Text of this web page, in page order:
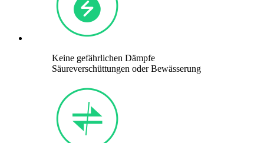
Keine gefährlichen Dämpfe
Säureverschüttungen oder Bewässerung